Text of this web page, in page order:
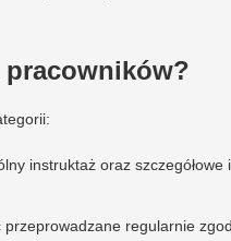
pracowników?
instruktaż oraz szczegółowe
przeprowadzane regularnie